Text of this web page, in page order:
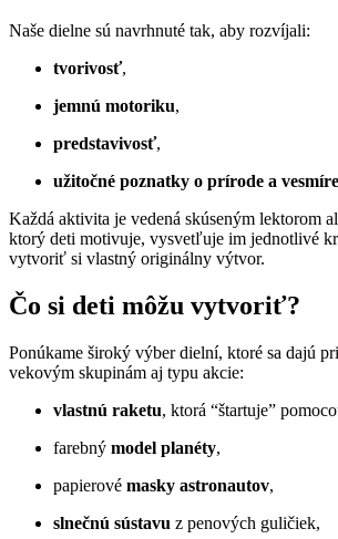
Naše dielne sú navrhnuté tak, aby rozvíjali:
tvorivosť,
jemnú motoriku,
predstavivosť,
užitočné poznatky o prírode a vesmíre
Každá aktivita je vedená skúseným lektorom
ktorý deti motivuje, vysvetľuje im jednotlivé
vytvoriť si vlastný originálny výtvor.
Čo si deti môžu vytvoriť?
Ponúkame široký výber dielní, ktoré sa dajú
vekovým skupinám aj typu akcie:
vlastnú raketu, ktorá “štartuje”
farebný model planéty,
papierové masky astronautov,
slnečnú sústavu z penových guličiek,